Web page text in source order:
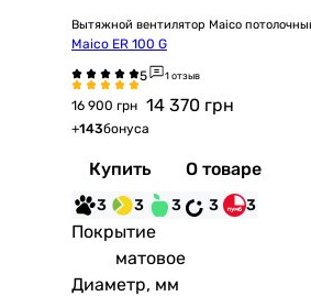
Вытяжной вентилятор Maico
Maico ER 100 G
1 отзыв
16 900 грн 14 370 грн
+143бонуса
Купить О товаре
3 3 3 3 3
Покрытие
матовое
Диаметр, мм